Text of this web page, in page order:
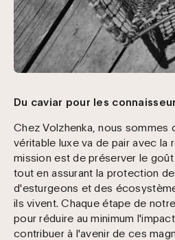
Du caviar pour les
Chez Volzhenka, nous sommes
véritable luxe va de pair avec la
mission est de préserver le
tout en assurant la protection
d'esturgeons et des
ils vivent. Chaque étape de
pour réduire au minimum
contribuer à l'avenir de ces